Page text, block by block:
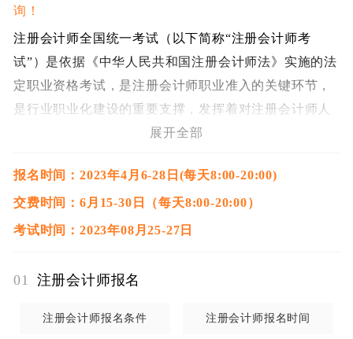
询！
注册会计师全国统一考试（以下简称“注册会计师考
试”）是依据《中华人民共和国注册会计师法》实施的法
定职业资格考试，是注册会计师职业准入的关键环节，
是行业职业化建设的重要支撑，发挥着对注册会计师人
才职业选拔和成长的风向标作用。
社会公众普遍认可、广受信任的国家级职业资格考试
一。报考并通过注册会计师考试已经成为广大青年职业
成长成才的重要路径。
会组织领导，分为专业阶段考试和综合阶段考试，考生
展开全部
报名时间：2023年4月6-28日(每天8:00-20:00)
交费时间：6月15-30日（每天8:00-20:00）
考试时间：2023年08月25-27日
01 注册会计师报名
注册会计师报名条件 注册会计师报名时间